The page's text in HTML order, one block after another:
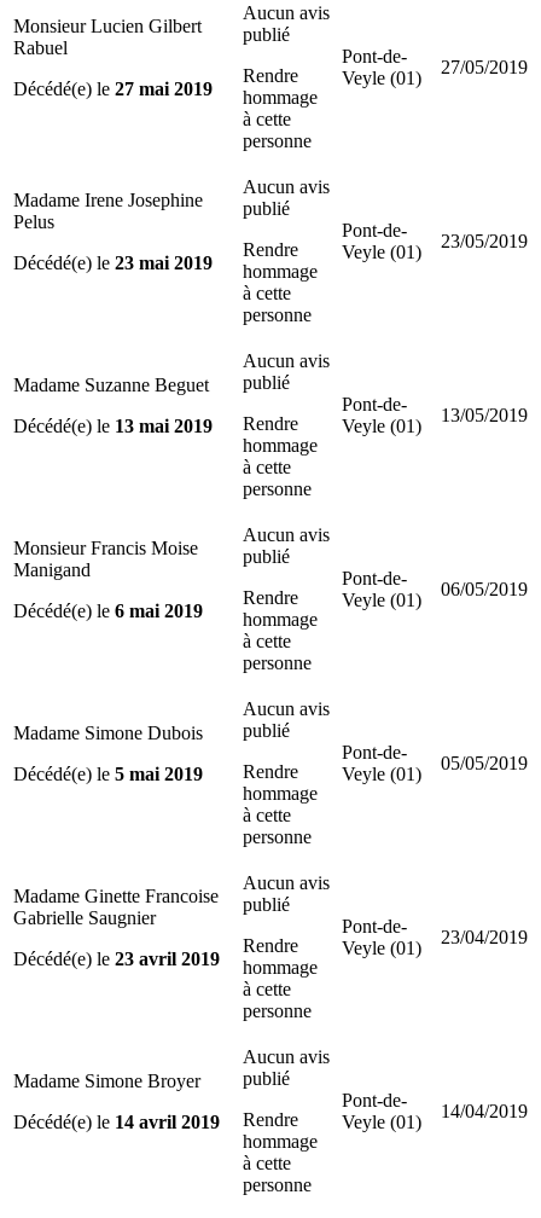
Monsieur Lucien Gilbert
Rabuel
Décédé(e) le 27 mai 2019
Aucun avis
publié
Rendre
hommage
à cette
personne
Pont-de-
Veyle (01)
27/05/2019
Madame Irene Josephine
Pelus
Décédé(e) le 23 mai 2019
Aucun avis
publié
Rendre
hommage
à cette
personne
Pont-de-
Veyle (01)
23/05/2019
Madame Suzanne Beguet
Décédé(e) le 13 mai 2019
Aucun avis
publié
Rendre
hommage
à cette
personne
Pont-de-
Veyle (01)
13/05/2019
Monsieur Francis Moise
Manigand
Décédé(e) le 6 mai 2019
Aucun avis
publié
Rendre
hommage
à cette
personne
Pont-de-
Veyle (01)
06/05/2019
Madame Simone Dubois
Décédé(e) le 5 mai 2019
Aucun avis
publié
Rendre
hommage
à cette
personne
Pont-de-
Veyle (01)
05/05/2019
Madame Ginette Francoise
Gabrielle Saugnier
Décédé(e) le 23 avril 2019
Aucun avis
publié
Rendre
hommage
à cette
personne
Pont-de-
Veyle (01)
23/04/2019
Madame Simone Broyer
Décédé(e) le 14 avril 2019
Aucun avis
publié
Rendre
hommage
à cette
personne
Pont-de-
Veyle (01)
14/04/2019